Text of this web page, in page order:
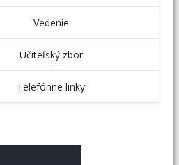
Vedenie
Učiteľský zbor
Telefónne linky